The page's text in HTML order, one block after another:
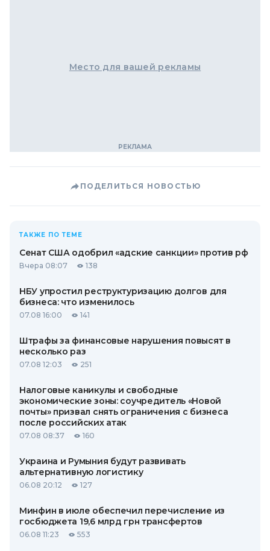
Место для вашей рекламы
ПОДЕЛИТЬСЯ НОВОСТЬЮ
ТАКЖЕ ПО ТЕМЕ
Сенат США одобрил «адские санкции» против рф
Вчера 08:07 138
НБУ упростил реструктуризацию долгов для
бизнеса: что изменилось
07.08 16:00 141
Штрафы за финансовые нарушения повысят в
несколько раз
07.08 12:03 251
Налоговые каникулы и свободные
экономические зоны: соучредитель «Новой
почты» призвал снять ограничения с бизнеса
после российских атак
07.08 08:37 160
Украина и Румыния будут развивать
альтернативную логистику
06.08 20:12 127
Минфин в июле обеспечил перечисление из
госбюджета 19,6 млрд грн трансфертов
06.08 11:23 553